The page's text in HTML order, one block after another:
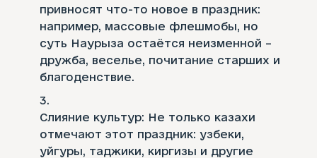
привносят что-то новое в праздник:
например, массовые флешмобы, но
суть Наурыза остаётся неизменной –
дружба, веселье, почитание старших и
благоденствие.
Слияние культур: Не только казахи
отмечают этот праздник: узбеки,
уйгуры, таджики, киргизы и другие